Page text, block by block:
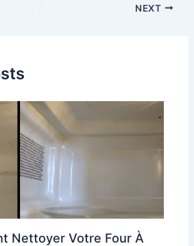
NEXT
Nettoyer Votre Four À